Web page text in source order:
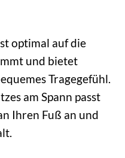
optimal auf die
und bietet
Tragegefühl.
am Spann passt
Ihren Fuß an und